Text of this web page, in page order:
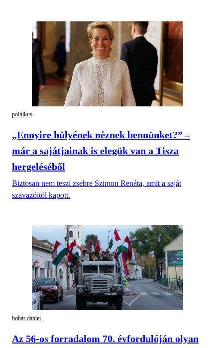
politikus
„Ennyire hülyének nėznek bennünket?” –
már a sajátjainak is elegük van a Tisza
hergeléséből
Biztosan nem teszi zsebre Szimon Renáta, amit a saját
szavazóitól kapott.
bohár dániel
Az 56-os forradalom 70. évfordulóján olyan